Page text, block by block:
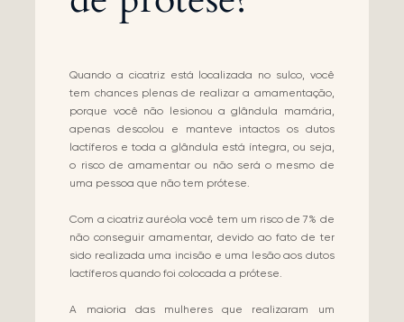
Quando a cicatriz está localizada no sulco, você
tem chances plenas de realizar a amamentação,
porque você não lesionou a glândula mamária,
apenas descolou e manteve intactos os dutos
lactíferos e toda a glândula está íntegra, ou seja,
o risco de amamentar ou não será o mesmo de
uma pessoa que não tem prótese.
Com a cicatriz auréola você tem um risco de 7% de
não conseguir amamentar, devido ao fato de ter
sido realizada uma incisão e uma lesão aos dutos
lactíferos quando foi colocada a prótese.
A maioria das mulheres que realizaram um